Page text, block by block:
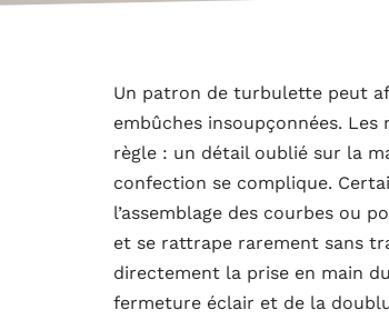
Un patron de turbulette peut
embûches insoupçonnées.
règle : un détail oublié sur la
confection se complique.
l’assemblage des courbes ou
et se rattrape rarement sans
directement la prise en main
fermeture éclair et de la